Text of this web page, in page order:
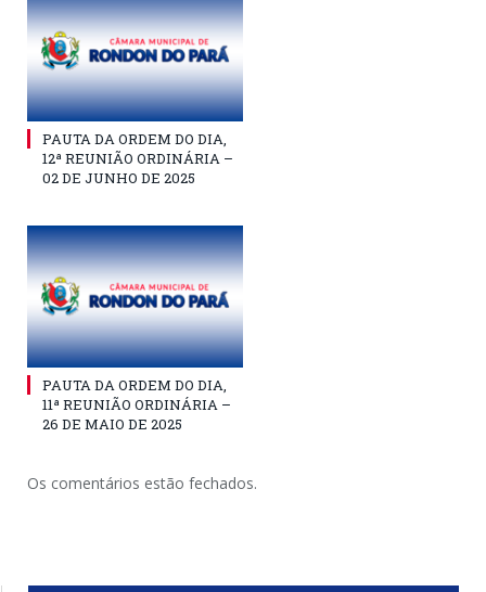
PAUTA DA ORDEM DO DIA,
12ª REUNIÃO ORDINÁRIA –
02 DE JUNHO DE 2025
PAUTA DA ORDEM DO DIA,
11ª REUNIÃO ORDINÁRIA –
26 DE MAIO DE 2025
Os comentários estão fechados.